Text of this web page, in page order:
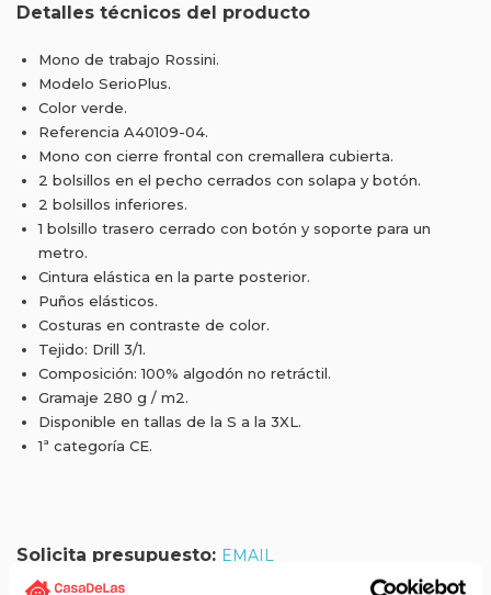
Detalles técnicos del producto
Mono de trabajo Rossini.
Modelo SerioPlus.
Color verde.
Referencia A40109-04.
Mono con cierre frontal con cremallera cubierta.
2 bolsillos en el pecho cerrados con solapa y botón.
2 bolsillos inferiores.
1 bolsillo trasero cerrado con botón y soporte para un
metro.
Cintura elástica en la parte posterior.
Puños elásticos.
Costuras en contraste de color.
Tejido: Drill 3/1.
Composición: 100% algodón no retráctil.
Gramaje 280 g / m2.
Disponible en tallas de la S a la 3XL.
1ª categoría CE.
Solicita presupuesto: EMAIL